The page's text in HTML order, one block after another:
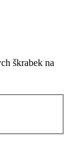
škrabek na